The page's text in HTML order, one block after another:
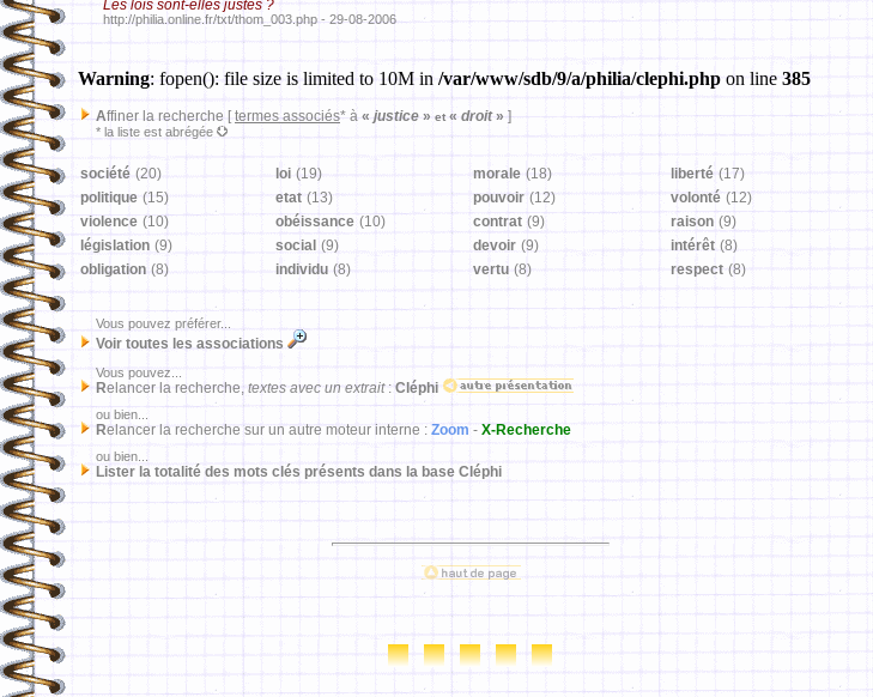
Les lois sont-elles justes ?
http://philia.online.fr/txt/thom_003.php - 29-08-2006
Warning: fopen(): file size is limited to 10M in /var/www/sdb/9/a/philia/clephi.php on line 385
Affiner la recherche [ termes associés* à « justice » et « droit» ]
* la liste est abrégée
société (20) loi (19) morale (18) liberté (17)
politique (15) etat (13) pouvoir (12) volonté (12)
violence (10) obéissance (10) contrat (9) raison (9)
législation (9) social (9) devoir (9) intérêt (8)
obligation (8) individu (8) vertu (8) respect (8)
Vous pouvez préférer...
Voir toutes les associations
Vous pouvez...
Relancer la recherche, textes avec un extrait: Cléphi
ou bien...
Relancer la recherche sur un autre moteur interne : Zoom - X-Recherche
ou bien...
Lister la totalité des mots clés présents dans la base Cléphi